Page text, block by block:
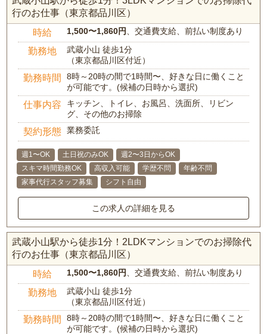
行のお仕事（東京都品川区）
時給 1,500〜1,860円 、交通費支給、前払い制度あり
勤務地
武蔵小山 徒歩1分
（東京都品川区付近）
勤務時間
8時～20時の間で1時間〜、好きな日に働くこと
が可能です。(候補の日時から選択)
仕事内容
キッチン、トイレ、お風呂、洗面所、リビン
グ、その他のお掃除
契約形態 業務委託
週1〜OK 土日祝のみOK
週2〜3日からOK
スキマ時間勤務OK
高収入可能 学歴不問
年齢不問
家事代行スタッフ募集
シフト自由
この求人の詳細を見る
武蔵小山駅から徒歩1分！2LDKマンションでのお掃除代
行のお仕事（東京都品川区）
時給 1,500〜1,860円 、交通費支給、前払い制度あり
勤務地
武蔵小山 徒歩1分
（東京都品川区付近）
勤務時間
8時～20時の間で1時間〜、好きな日に働くこと
が可能です。(候補の日時から選択)